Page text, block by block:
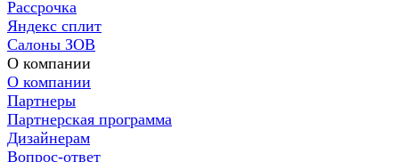
Рассрочка
Яндекс сплит
Салоны ЗОВ
О компании
О компании
Партнеры
Партнерская программа
Дизайнерам
Вопрос-ответ